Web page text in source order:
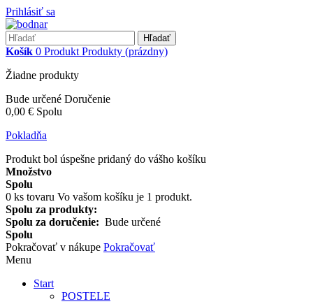
Prihlásiť sa
Hľadať
Košík 0 Produkt Produkty (prázdny)
Žiadne produkty
Bude určené Doručenie
0,00 € Spolu
Pokladňa
Produkt bol úspešne pridaný do vášho košíku
Množstvo
Spolu
0 ks tovaru Vo vašom košíku je 1 produkt.
Spolu za produkty:
Spolu za doručenie: Bude určené
Spolu
Pokračovať v nákupe Pokračovať
Menu
Start
POSTELE